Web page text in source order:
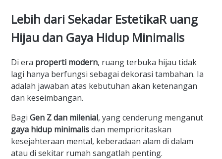
Lebih dari Sekadar EstetikaR uang
Hijau dan Gaya Hidup Minimalis
Di era properti modern, ruang terbuka hijau tidak
lagi hanya berfungsi sebagai dekorasi tambahan. Ia
adalah jawaban atas kebutuhan akan ketenangan
dan keseimbangan.
Bagi Gen Z dan milenial, yang cenderung menganut
gaya hidup minimalisdan memprioritaskan
kesejahteraan mental, keberadaan alam di dalam
atau di sekitar rumah sangatlah penting.